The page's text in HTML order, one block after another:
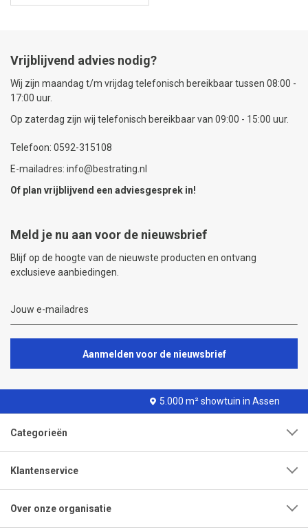
Vrijblijvend advies nodig?
Wij zijn maandag t/m vrijdag telefonisch bereikbaar tussen 08:00 -
17:00 uur.
Op zaterdag zijn wij telefonisch bereikbaar van 09:00 - 15:00 uur.
Telefoon: 0592-315108
E-mailadres: info@bestrating.nl
Of plan vrijblijvend een adviesgesprek in!
Meld je nu aan voor de nieuwsbrief
Blijf op de hoogte van de nieuwste producten en ontvang
exclusieve aanbiedingen.
Aanmelden voor de nieuwsbrief
5.000 m² showtuin in Assen
Categorieën
Klantenservice
Over onze organisatie